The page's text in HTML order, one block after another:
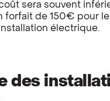
sera souvent
forfait de 150€ pour le
électrique.
des